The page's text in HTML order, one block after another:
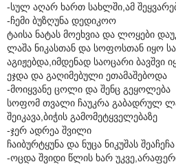
-სულ აღარ ხართ სახლში,ამ
-ჩემი ბუზღუნა დედიკოო
ტაისა ნატას მოეხვია და ლოყები
ლაშა ნიკასთან და სოფოსთან იყო
აგიჟებდა,იმდენად საოცარი
ეჯდა და გაღიმებული ეთამაშებოდა
-მოიყვანე ცოლი და შენც გეყოლება
სოფომ თვალი ჩაუკრა გაბადრულ
შეიკავა,ბიჭის გამომეტყველებაზე
-ჯერ ადრეა შვილი
ჩაიბურტყუნა და ნუცა ნიკუშას შეაჩეჩა
-ოცდა შვიდი წლის ხარ